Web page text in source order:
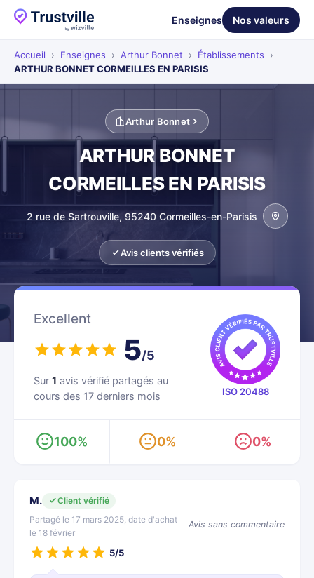
Enseignes Nos valeurs
Accueil › Enseignes › Arthur Bonnet › Établissements
›
ARTHUR BONNET CORMEILLES EN PARISIS
Arthur Bonnet
ARTHUR BONNET
CORMEILLES EN PARISIS
2 rue de Sartrouville, 95240 Cormeilles-en-Parisis
Avis clients vérifiés
Excellent
5/5
Sur 1 avis vérifié partagés au
cours des 17 derniers mois
ISO 20488
100% 0% 0%
M.
Client vérifié
Partagé le 17 mars 2025, date d'achat
le 18 février
Avis sans commentaire
5/5